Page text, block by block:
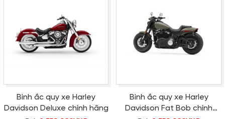
Bình ắc quy xe Harley
Davidson Deluxe chính hãng
Bình ắc quy xe Harley
Davidson Fat Bob chính